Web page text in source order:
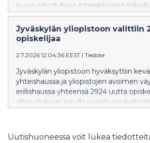
euron rahoituksen interaktiivisen
kehittämiseen. Hankkeessa luodaan
paremmin ihmisten kanssa
tekoälyjärjestelmiä sekä valmistellaan
Jyväskylän yliopistoon valittiin
opiskelijaa
2.7.2026 12:04:36 EEST | Tiedote
Jyväskylän yliopistoon hyväksyttiin
yhteishaussa ja yliopistojen avoimen
erillishaussa yhteensä 2924 uutta
alkaa elokuun lopulla uusien
Uutishuoneessa voit lukea